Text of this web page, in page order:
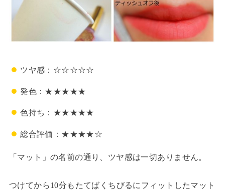
ツヤ感：☆☆☆☆☆
発色：★★★★★
色持ち：★★★★★
総合評価：★★★★☆
「マット」の名前の通り、ツヤ感は一切ありません。
つけてから10分もたてばくちびるにフィットしたマット